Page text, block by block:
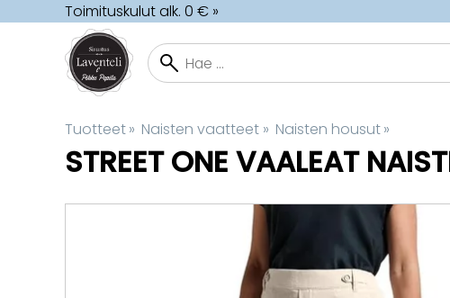
Toimituskulut alk. 0 € »
Tuotteet‪» Naisten vaatteet ‪» Naisten housut‪»
STREET ONE VAALEAT